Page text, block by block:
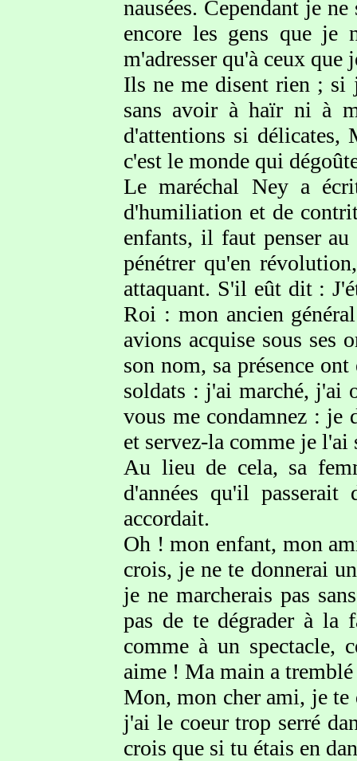
nausées. Cependant je
encore les gens que je
m'adresser qu'à ceux que
Ils ne me disent rien ; si
sans avoir à haïr ni à
d'attentions si
c'est le monde qui
Le maréchal Ney a
d'humiliation et de
enfants, il faut penser
pénétrer qu'en
attaquant. S'il eût dit :
Roi : mon ancien
avions acquise sous ses
son nom, sa présence
soldats : j'ai marché, j'ai
vous me condamnez : je
et servez-la comme je
Au lieu de cela, sa
d'années qu'il
accordait.
Oh ! mon enfant, mon
crois, je ne te donnerai
je ne marcherais pas
pas de te dégrader à la
comme à un spectacle,
aime ! Ma main a
Mon, mon cher ami, je te
j'ai le coeur trop serré
crois que si tu étais en